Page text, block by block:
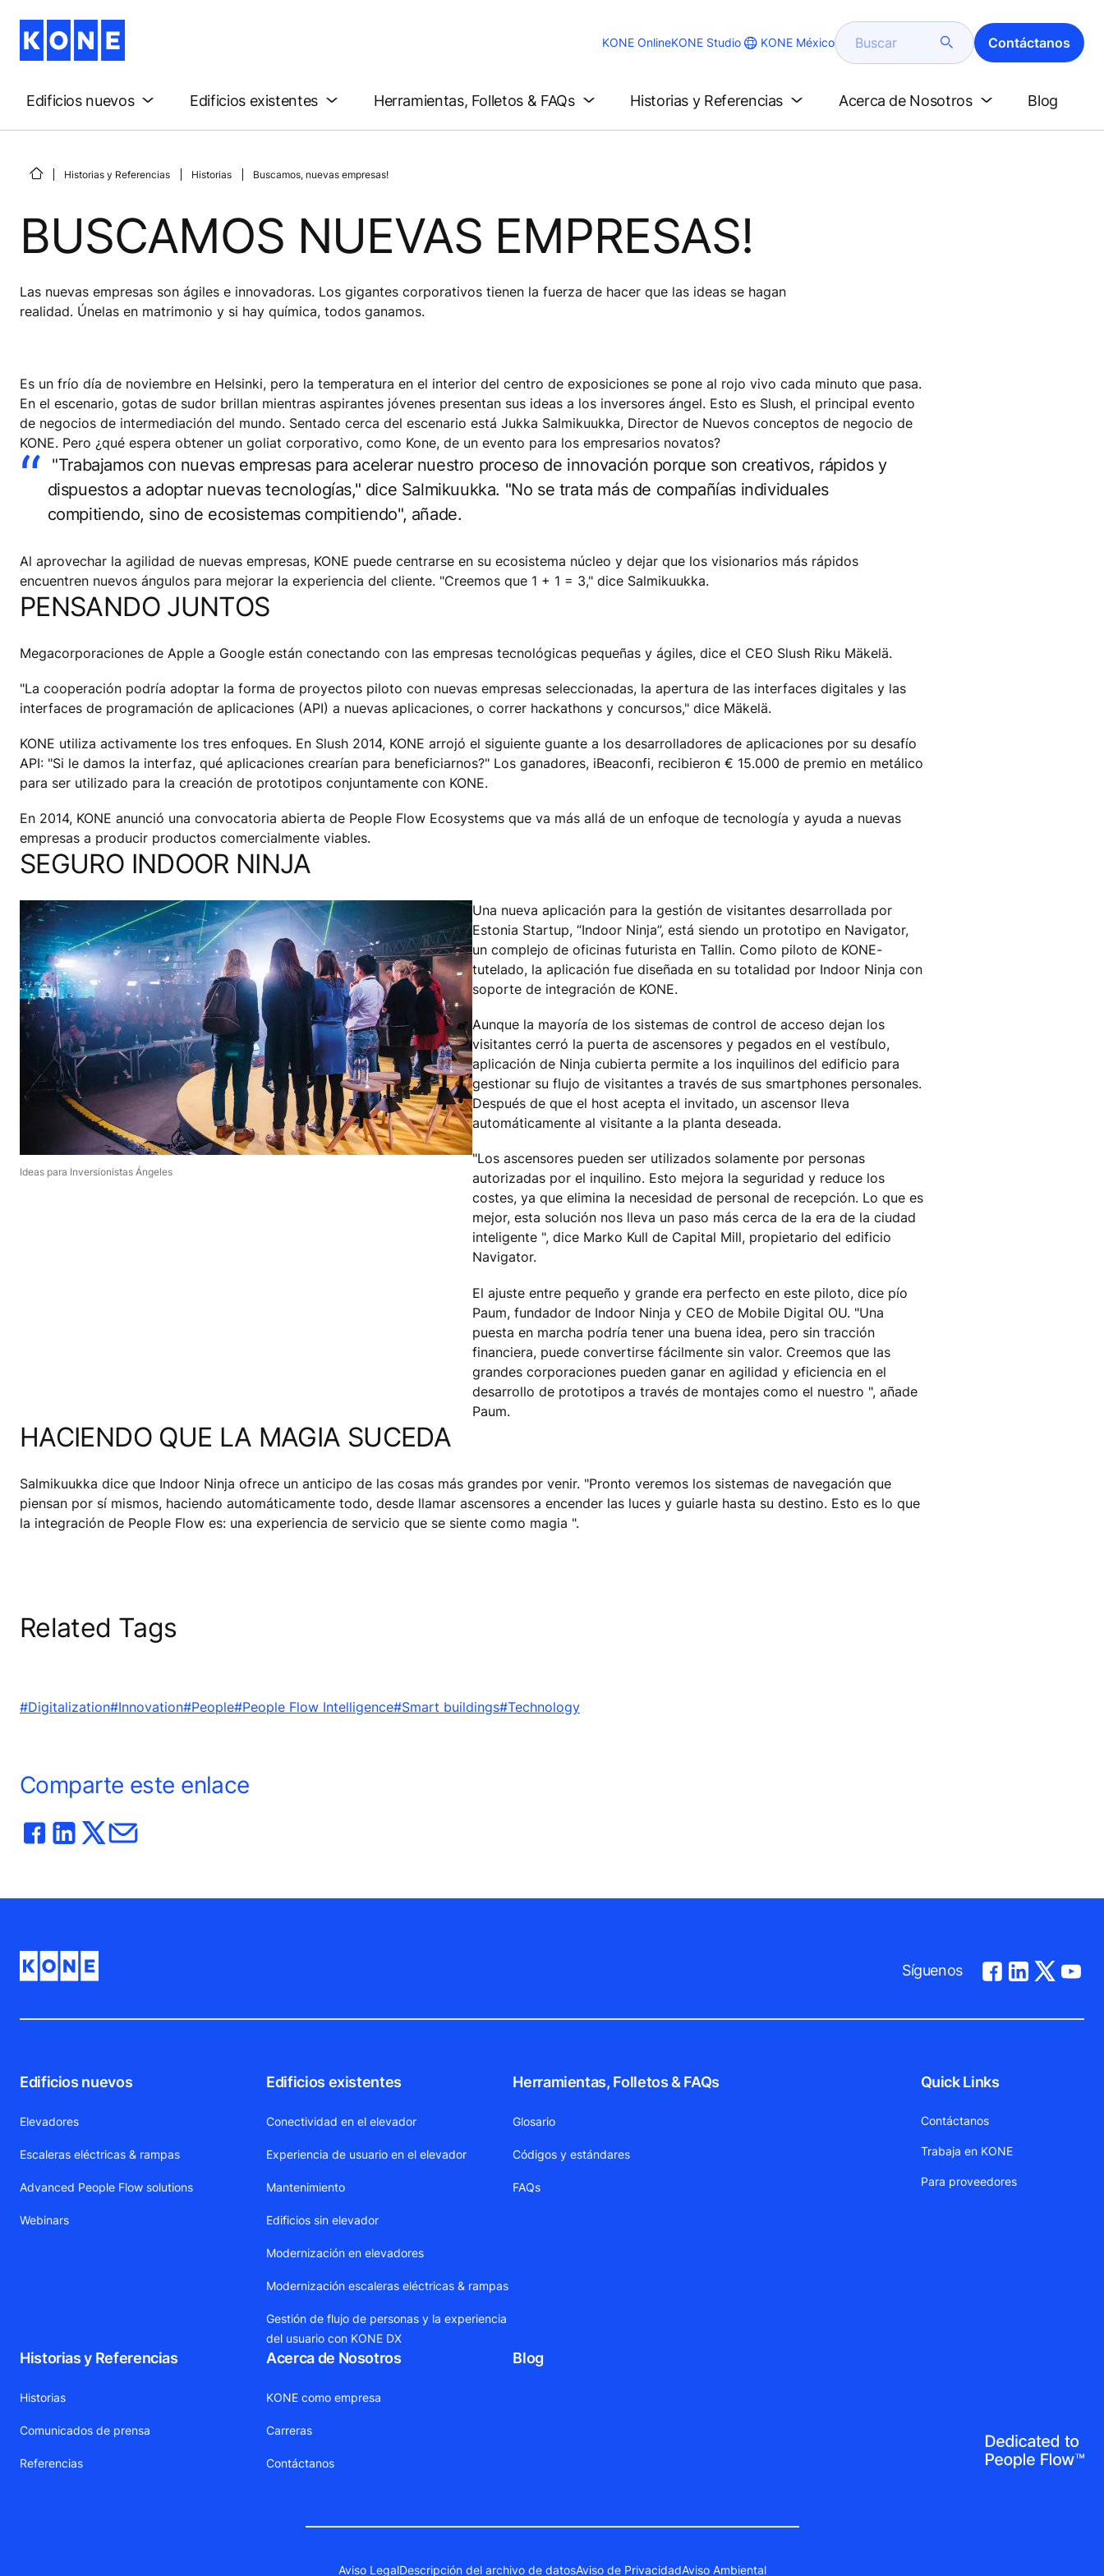
KONE OnlineKONE Studio KONE México Buscar Contáctanos
Edificios nuevos Edificios existentes Herramientas, Folletos & FAQs Historias y Referencias Acerca de Nosotros Blog
Historias y Referencias Historias Buscamos, nuevas empresas!
BUSCAMOS NUEVAS EMPRESAS!
Las nuevas empresas son ágiles e innovadoras. Los gigantes corporativos tienen la fuerza de hacer que las ideas se hagan
realidad. Únelas en matrimonio y si hay química, todos ganamos.
Es un frío día de noviembre en Helsinki, pero la temperatura en el interior del centro de exposiciones se pone al rojo vivo cada minuto que pasa.
En el escenario, gotas de sudor brillan mientras aspirantes jóvenes presentan sus ideas a los inversores ángel. Esto es Slush, el principal evento
de negocios de intermediación del mundo. Sentado cerca del escenario está Jukka Salmikuukka, Director de Nuevos conceptos de negocio de
KONE. Pero ¿qué espera obtener un goliat corporativo, como Kone, de un evento para los empresarios novatos?
"Trabajamos con nuevas empresas para acelerar nuestro proceso de innovación porque son creativos, rápidos y
dispuestos a adoptar nuevas tecnologías," dice Salmikuukka. "No se trata más de compañías individuales
compitiendo, sino de ecosistemas compitiendo", añade.
Al aprovechar la agilidad de nuevas empresas, KONE puede centrarse en su ecosistema núcleo y dejar que los visionarios más rápidos
encuentren nuevos ángulos para mejorar la experiencia del cliente. "Creemos que 1 + 1 = 3," dice Salmikuukka.
PENSANDO JUNTOS
Megacorporaciones de Apple a Google están conectando con las empresas tecnológicas pequeñas y ágiles, dice el CEO Slush Riku Mäkelä.
"La cooperación podría adoptar la forma de proyectos piloto con nuevas empresas seleccionadas, la apertura de las interfaces digitales y las
interfaces de programación de aplicaciones (API) a nuevas aplicaciones, o correr hackathons y concursos," dice Mäkelä.
KONE utiliza activamente los tres enfoques. En Slush 2014, KONE arrojó el siguiente guante a los desarrolladores de aplicaciones por su desafío
API: "Si le damos la interfaz, qué aplicaciones crearían para beneficiarnos?" Los ganadores, iBeaconfi, recibieron € 15.000 de premio en metálico
para ser utilizado para la creación de prototipos conjuntamente con KONE.
En 2014, KONE anunció una convocatoria abierta de People Flow Ecosystems que va más allá de un enfoque de tecnología y ayuda a nuevas
empresas a producir productos comercialmente viables.
SEGURO INDOOR NINJA
Ideas para Inversionistas Ángeles
Una nueva aplicación para la gestión de visitantes desarrollada por
Estonia Startup, “Indoor Ninja”, está siendo un prototipo en Navigator,
un complejo de oficinas futurista en Tallin. Como piloto de KONE-
tutelado, la aplicación fue diseñada en su totalidad por Indoor Ninja con
soporte de integración de KONE.
Aunque la mayoría de los sistemas de control de acceso dejan los
visitantes cerró la puerta de ascensores y pegados en el vestíbulo,
aplicación de Ninja cubierta permite a los inquilinos del edificio para
gestionar su flujo de visitantes a través de sus smartphones personales.
Después de que el host acepta el invitado, un ascensor lleva
automáticamente al visitante a la planta deseada.
"Los ascensores pueden ser utilizados solamente por personas
autorizadas por el inquilino. Esto mejora la seguridad y reduce los
costes, ya que elimina la necesidad de personal de recepción. Lo que es
mejor, esta solución nos lleva un paso más cerca de la era de la ciudad
inteligente ", dice Marko Kull de Capital Mill, propietario del edificio
Navigator.
El ajuste entre pequeño y grande era perfecto en este piloto, dice pío
Paum, fundador de Indoor Ninja y CEO de Mobile Digital OU. "Una
puesta en marcha podría tener una buena idea, pero sin tracción
financiera, puede convertirse fácilmente sin valor. Creemos que las
grandes corporaciones pueden ganar en agilidad y eficiencia en el
desarrollo de prototipos a través de montajes como el nuestro ", añade
Paum.
HACIENDO QUE LA MAGIA SUCEDA
Salmikuukka dice que Indoor Ninja ofrece un anticipo de las cosas más grandes por venir. "Pronto veremos los sistemas de navegación que
piensan por sí mismos, haciendo automáticamente todo, desde llamar ascensores a encender las luces y guiarle hasta su destino. Esto es lo que
la integración de People Flow es: una experiencia de servicio que se siente como magia ".
Related Tags
#Digitalization#Innovation#People#People Flow Intelligence#Smart buildings#Technology
Comparte este enlace
Síguenos
Edificios nuevos
Elevadores
Escaleras eléctricas & rampas
Advanced People Flow solutions
Webinars
Edificios existentes
Conectividad en el elevador
Experiencia de usuario en el elevador
Mantenimiento
Edificios sin elevador
Modernización en elevadores
Modernización escaleras eléctricas & rampas
Gestión de flujo de personas y la experiencia
del usuario con KONE DX
Herramientas, Folletos & FAQs
Glosario
Códigos y estándares
FAQs
Historias y Referencias
Historias
Comunicados de prensa
Referencias
Acerca de Nosotros
KONE como empresa
Carreras
Contáctanos
Blog
Quick Links
Contáctanos
Trabaja en KONE
Para proveedores
Aviso LegalDescripción del archivo de datosAviso de PrivacidadAviso Ambiental